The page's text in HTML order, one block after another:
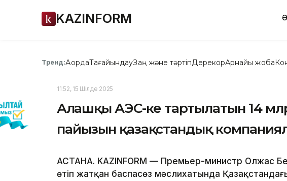
KAZINFORM
Тренд:АқордаТағайындауЗаң және тәртіпДерекқорАрнайы жоба
11:52, 15 Шілде 2025
Алғашқы АЭС-ке тартылатын 14
пайызын қазақстандық
АСТАНА. KAZINFORM — Премьер-министр Олжас
өтіп жатқан баспасөз мәслихатында